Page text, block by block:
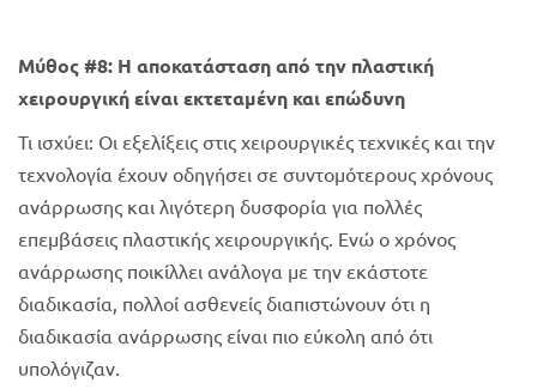
Μύθος #8: Η αποκατάσταση από την πλαστική
χειρουργική είναι εκτεταμένη και επώδυνη
Τι ισχύει: Οι εξελίξεις στις χειρουργικές τεχνικές και την
τεχνολογία έχουν οδηγήσει σε συντομότερους χρόνους
ανάρρωσης και λιγότερη δυσφορία για πολλές
επεμβάσεις πλαστικής χειρουργικής. Ενώ ο χρόνος
ανάρρωσης ποικίλλει ανάλογα με την εκάστοτε
διαδικασία, πολλοί ασθενείς διαπιστώνουν ότι η
διαδικασία ανάρρωσης είναι πιο εύκολη από ότι
υπολόγιζαν.